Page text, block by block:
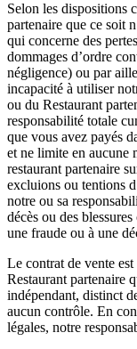
Selon les dispositions
partenaire que ce soit
qui concerne des
dommages d’ordre
négligence) ou par
incapacité à utiliser
ou du Restaurant
responsabilité totale
que vous avez payés
et ne limite en aucune
restaurant partenaire
excluions ou tentions
notre ou sa
décès ou des
une fraude ou à une
Le contrat de vente
Restaurant partenaire
indépendant, distinct
aucun contrôle. En
légales, notre